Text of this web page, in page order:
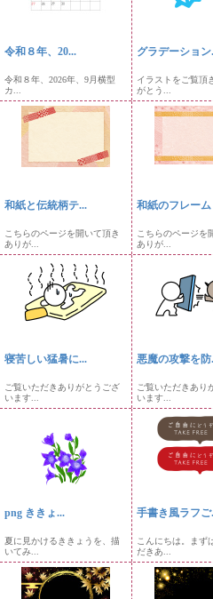
令和８年、20...
令和８年、2026年、9月横型
カ...
グラデーション
イラストをご覧頂
がとう...
和紙と伝統柄テ...
こちらのページを開いて頂き
ありが...
和紙のフレーム
こちらのページを
ありが...
寝苦しい猛暑に...
ご覧いただきありがとうござ
います...
悪魔の攻撃を防
ご覧いただきあり
います...
png ききょ...
夏に見かけるききょうを、描
いてみ...
手書き風ラフご
こんにちは。まず
だきあ...